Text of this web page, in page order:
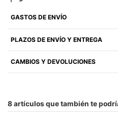
GASTOS DE ENVÍO
PLAZOS DE ENVÍO Y ENTREGA
CAMBIOS Y DEVOLUCIONES
8 artículos que también te